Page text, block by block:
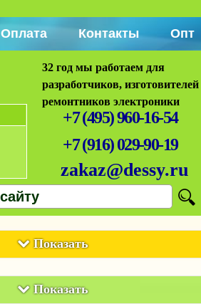
Оплата Контакты Опт
32 год мы работаем для
разработчиков,
ремонтников электроники
+7 (495) 960-16-54
+7 (916) 029-90-19
zakaz@dessy.ru
Показать
Показать